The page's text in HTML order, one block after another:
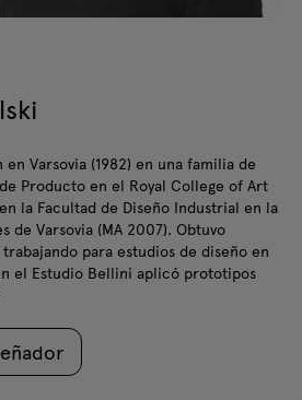
Varsovia (1982) en una familia de
Producto en el Royal College of Art
la Facultad de Diseño Industrial en la
de Varsovia (MA 2007). Obtuvo
para estudios de diseño en
el Estudio Bellini aplicó prototipos